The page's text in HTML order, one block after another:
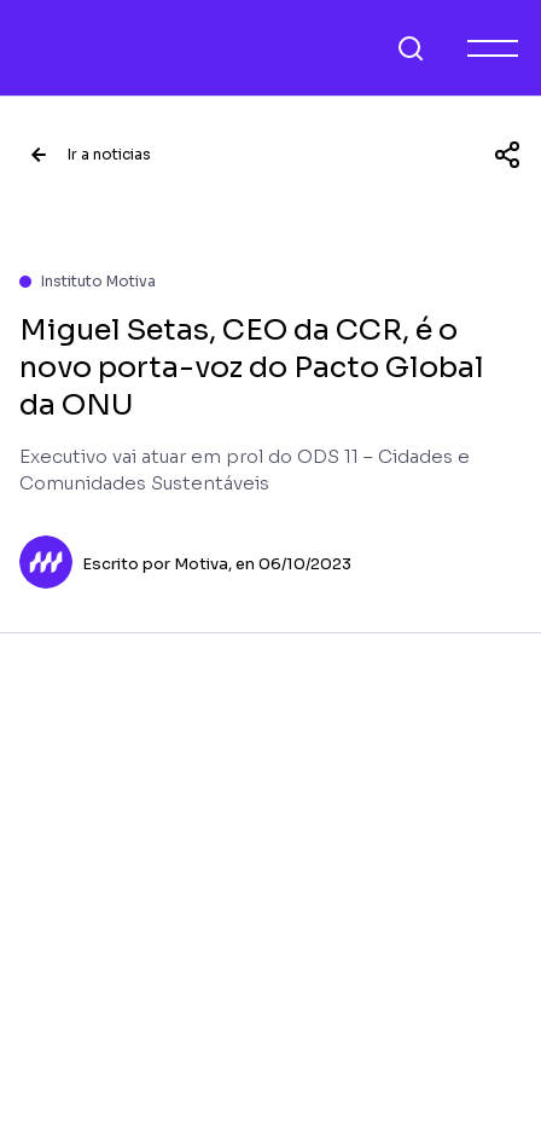
Ir a noticias
Instituto Motiva
Miguel Setas, CEO da CCR, é o
novo porta-voz do Pacto Global
da ONU
Executivo vai atuar em prol do ODS 11 – Cidades e
Comunidades Sustentáveis
Escrito por Motiva,en 06/10/2023